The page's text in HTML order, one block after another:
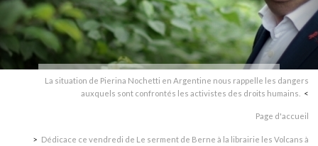
La situation de Pierina Nochetti en Argentine nous rappelle les dangers
auxquels sont confrontés les activistes des droits humains.
Page d'accueil
Dédicace ce vendredi de Le serment de Berne à la librairie les Volcans à